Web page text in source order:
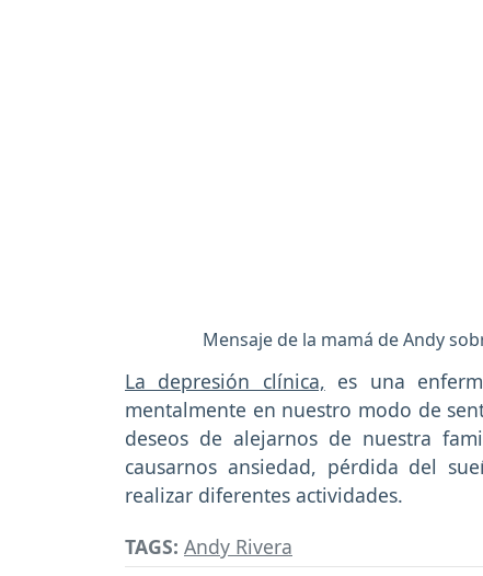
Mensaje de la mamá de Andy
La depresión clínica, es una
mentalmente en nuestro modo de
deseos de alejarnos de nuestra
causarnos ansiedad, pérdida del
realizar diferentes actividades.
TAGS: Andy Rivera